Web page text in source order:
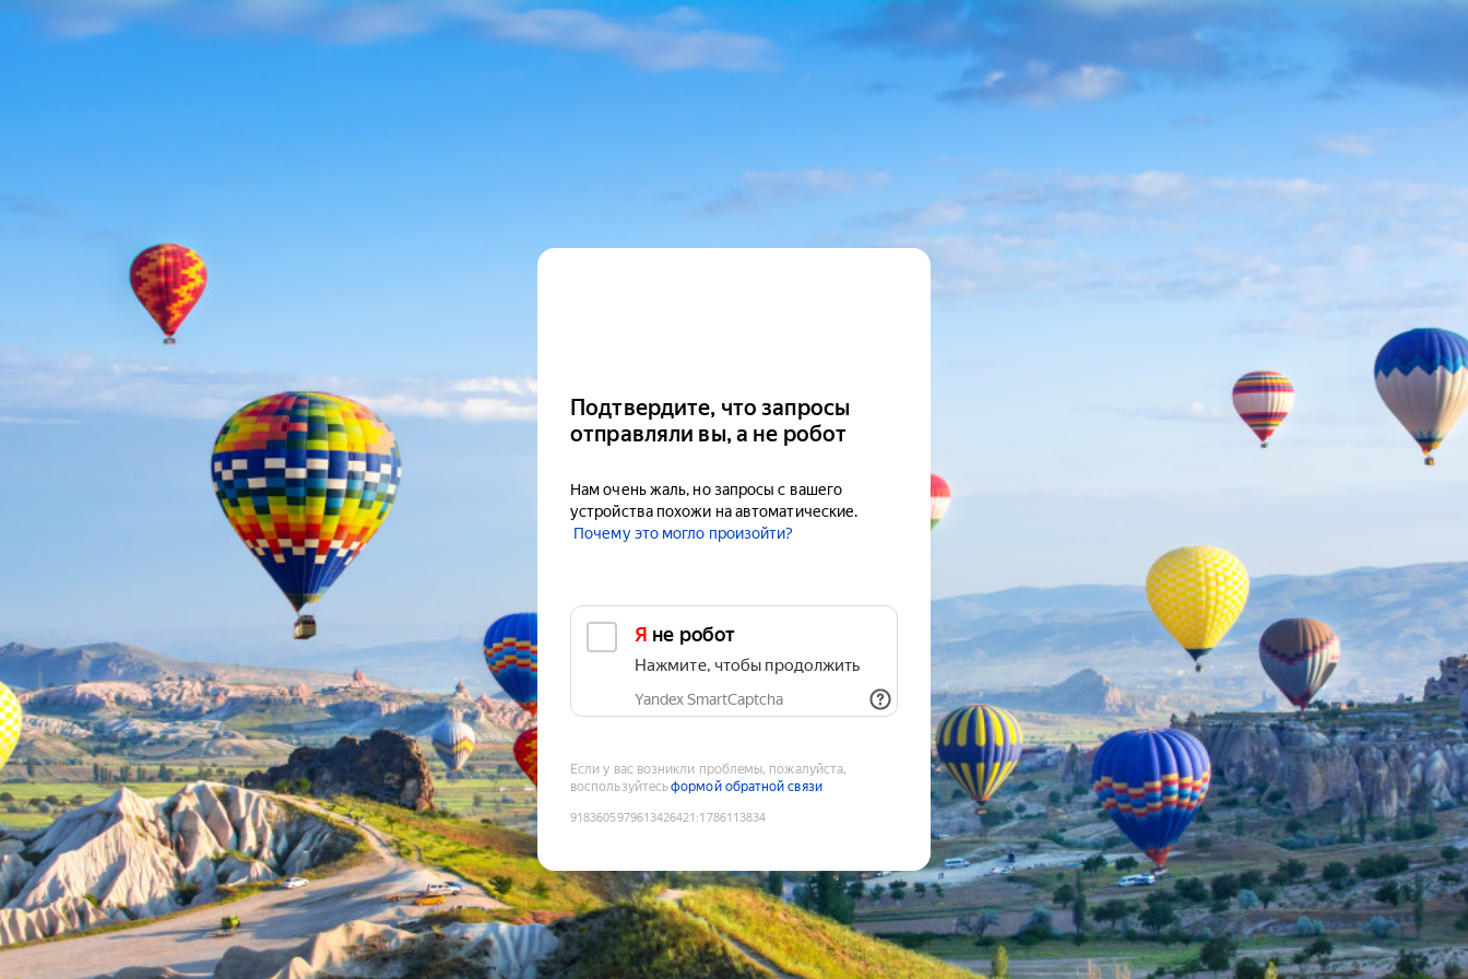
Подтвердите, что запросы
отправляли вы, а не робот
Нам очень жаль, но запросы с вашего
устройства похожи на автоматические.
Почему это могло произойти?
Я не робот
Нажмите, чтобы продолжить
Yandex SmartCaptcha
Если у вас возникли проблемы, пожалуйста,
воспользуйтесьформой обратной связи
9183605979613426421 :1786113834